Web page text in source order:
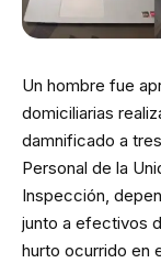
Un hombre fue
domiciliarias
damnificado a
Personal de la
Inspección,
junto a efectivos
hurto ocurrido en